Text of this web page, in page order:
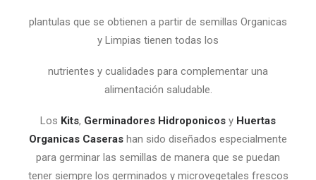
plantulas que se obtienen a partir de semillas Organicas
y Limpias tienen todas los
nutrientes y cualidades para complementar una
alimentación saludable.
Los Kits, Germinadores Hidroponicos y Huertas
Organicas Caseras han sido diseñados especialmente
para germinar las semillas de manera que se puedan
tener siempre los germinados y microvegetales frescos